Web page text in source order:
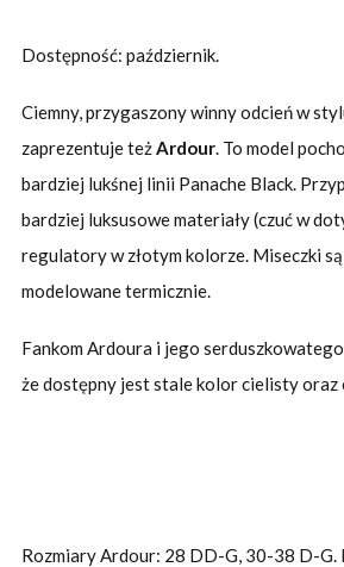
Dostępność: październik.
Ciemny, przygaszony winny odcień w
zaprezentuje też Ardour. To model
bardziej lukśnej linii Panache Black.
bardziej luksusowe materiały (czuć w
regulatory w złotym kolorze. Miseczki
modelowane termicznie.
Fankom Ardoura i jego
że dostępny jest stale kolor cielisty oraz
Rozmiary Ardour: 28 DD-G, 30-38 D-G.